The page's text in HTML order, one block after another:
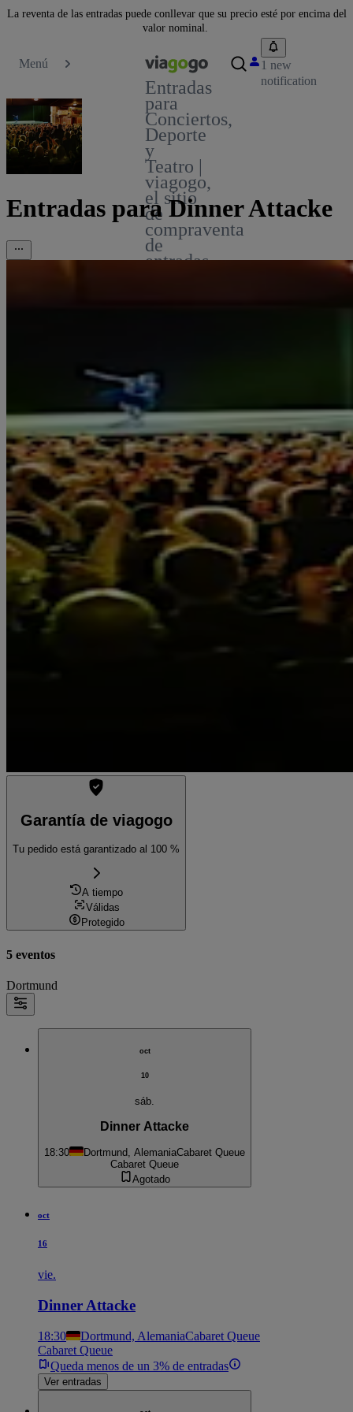
La reventa de las entradas puede conllevar que su precio esté por encima del
valor nominal.
Menú
Entradas
para
Conciertos,
Deporte
y
Teatro |
viagogo,
el sitio
de
compraventa
de
entradas
1 new
notification
Entradas para Dinner Attacke
Garantía de viagogo
Tu pedido está garantizado al 100 %
A tiempo
Válidas
Protegido
5 eventos
Dortmund
oct
10
sáb.
Dinner Attacke
18:30 Dortmund, AlemaniaCabaret Queue
Cabaret Queue
Agotado
oct
16
vie.
Dinner Attacke
18:30 Dortmund, AlemaniaCabaret Queue
Cabaret Queue
Queda menos de un 3% de entradas
Ver entradas